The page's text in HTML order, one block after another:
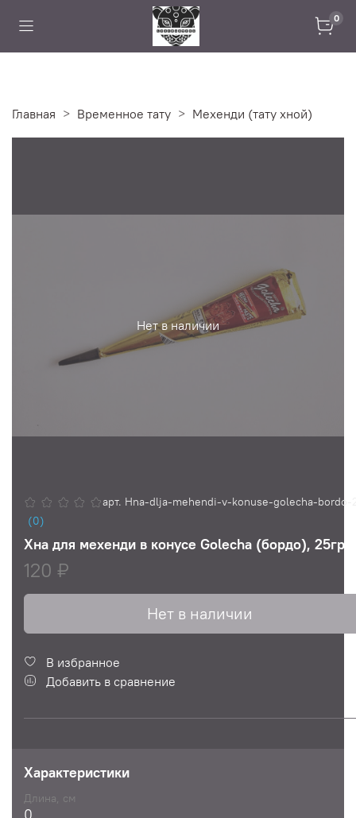
0
Главная Временное тату Мехенди (тату хной)
Нет в наличии
(0)
арт. Hna-dlja-mehendi-v-konuse-golecha-bordo-
Хна для мехенди в конусе Golecha (бордо), 25гр
120 ₽
Нет в наличии
В избранное
Добавить в сравнение
Характеристики
Длина, см